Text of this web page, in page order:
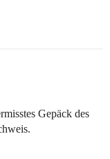
Gepäck des